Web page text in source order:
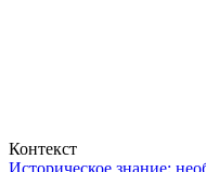
Контекст
Историческое знание: